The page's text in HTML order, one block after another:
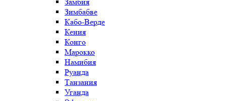
Замбия
Зимбабве
Кабо-Верде
Кения
Конго
Марокко
Намибия
Руанда
Танзания
Уганда